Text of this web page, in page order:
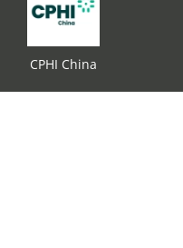
CPHI China